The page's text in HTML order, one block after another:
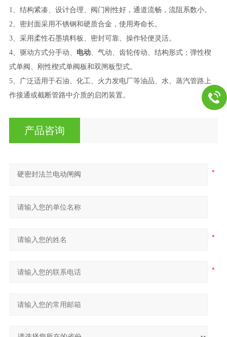
1、结构紧凑、设计合理、阀门刚性好，通道流畅，流阻系数小。
2、密封面采用不锈钢和硬质合金，使用寿命长。
3、采用柔性石墨填料板、密封可靠、操作轻便灵活。
4、驱动方式分手动、 电动、气动、齿轮传动、结构形式；弹性楔
式单阀、刚性楔式单阀板和双闸板型式。
5、广泛适用于石油、化工、火力发电厂等油品、水、蒸汽管路上
作接通或截断管路中介质的启闭装置。
产品咨询